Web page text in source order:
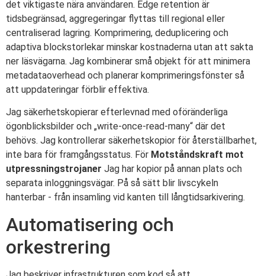
det viktigaste nära användaren. Edge retention är
tidsbegränsad, aggregeringar flyttas till regional eller
centraliserad lagring. Komprimering, deduplicering och
adaptiva blockstorlekar minskar kostnaderna utan att sakta
ner läsvägarna. Jag kombinerar små objekt för att minimera
metadataoverhead och planerar komprimeringsfönster så
att uppdateringar förblir effektiva.
Jag säkerhetskopierar efterlevnad med oföränderliga
ögonblicksbilder och „write-once-read-many“ där det
behövs. Jag kontrollerar säkerhetskopior för återställbarhet,
inte bara för framgångsstatus. För Motståndskraft mot
utpressningstrojaner Jag har kopior på annan plats och
separata inloggningsvägar. På så sätt blir livscykeln
hanterbar - från insamling vid kanten till långtidsarkivering.
Automatisering och
orkestrering